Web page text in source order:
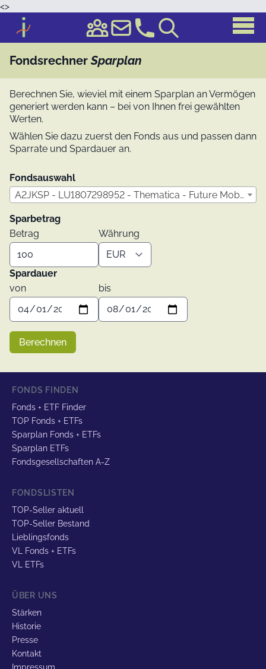
<>
FondsrechnerSparplan
Berechnen Sie, wieviel mit einem Sparplan an Vermögen
generiert werden kann – bei von Ihnen frei gewählten
Werten.
Wählen Sie dazu zuerst den Fonds aus und passen dann
Sparrate und Spardauer an.
Fondsauswahl
A2JKSP - LU1807298952 - Thematica - Future Mobility Retail USD Acc
Sparbetrag
Betrag
Währung
Spardauer
von
bis
Berechnen
FONDS FINDEN
Fonds + ETF Finder
TOP Fonds + ETFs
Sparplan Fonds + ETFs
Sparplan ETFs
Fondsgesellschaften A-Z
FONDSLISTEN
TOP-Seller aktuell
TOP-Seller Bestand
Lieblingsfonds
VL Fonds + ETFs
VL ETFs
ÜBER UNS
Stärken
Historie
Presse
Kontakt